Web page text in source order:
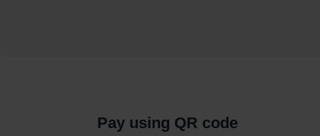
Pay using QR code